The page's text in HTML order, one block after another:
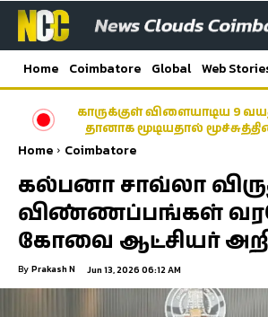
Home Coimbatore Global Web
காருக்குள் விளையாடிய 9
தானாக மூடியதால்
Home Coimbatore
கல்பனா சாவ்லா
விண்ணப்பங்கள்
கோவை ஆட்சியர்
By Prakash N Jun 13, 2026 06:12 AM